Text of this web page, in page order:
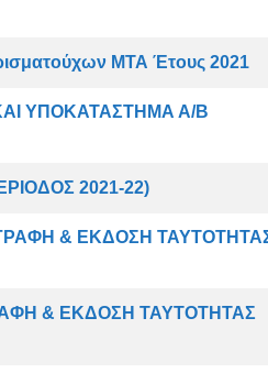
ΜΤΑ Έτους 2021
ΥΠΟΚΑΤΑΣΤΗΜΑ Α/Β
2021-22)
& ΕΚΔΟΣΗ
& ΕΚΔΟΣΗ ΤΑΥΤΟΤΗΤΑΣ